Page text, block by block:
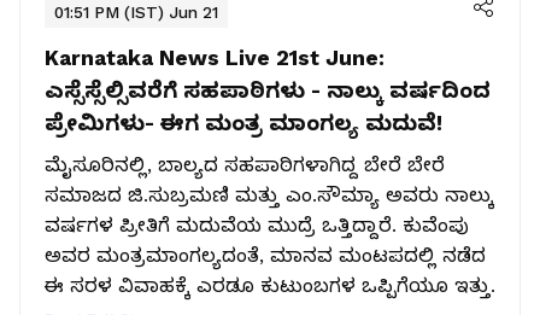
01:51 PM (IST) Jun 21
Karnataka News Live 21st June:
ಎಸ್ಸೆಸ್ಸೆಲ್ಸಿವರೆಗೆ ಸಹಪಾಠಿಗಳು - ನಾಲ್ಕು ವರ್ಷದಿಂದ
ಪ್ರೇಮಿಗಳು- ಈಗ ಮಂತ್ರ ಮಾಂಗಲ್ಯ ಮದುವೆ!
ಮೈಸೂರಿನಲ್ಲಿ, ಬಾಲ್ಯದ ಸಹಪಾಠಿಗಳಾಗಿದ್ದ ಬೇರೆ ಬೇರೆ
ಸಮಾಜದ ಜಿ.ಸುಬ್ರಮಣಿ ಮತ್ತು ಎಂ.ಸೌಮ್ಯಾ ಅವರು ನಾಲ್ಕು
ವರ್ಷಗಳ ಪ್ರೀತಿಗೆ ಮದುವೆಯ ಮುದ್ರೆ ಒತ್ತಿದ್ದಾರೆ. ಕುವೆಂಪು
ಅವರ ಮಂತ್ರಮಾಂಗಲ್ಯದಂತೆ, ಮಾನವ ಮಂಟಪದಲ್ಲಿ ನಡೆದ
ಈ ಸರಳ ವಿವಾಹಕ್ಕೆ ಎರಡೂ ಕುಟುಂಬಗಳ ಒಪ್ಪಿಗೆಯೂ ಇತ್ತು.